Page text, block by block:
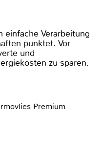
einfache Verarbeitung
punktet. Vor
und
zu sparen.
Premium